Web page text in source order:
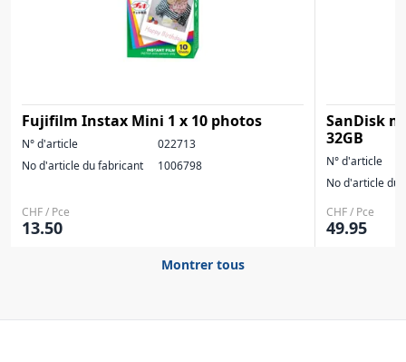
Fujifilm Instax Mini 1 x 10 photos
N° d'article
022713
No d'article du fabricant
1006798
CHF / Pce
13.50
SanDisk
32GB
N° d'article
No d'article du
CHF / Pce
49.95
Montrer tous